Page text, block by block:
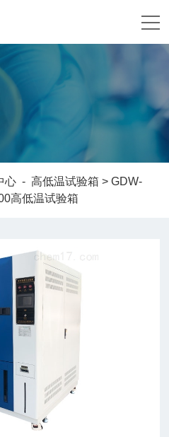
心 -高低温试验箱 >GDW-
高低温试验箱